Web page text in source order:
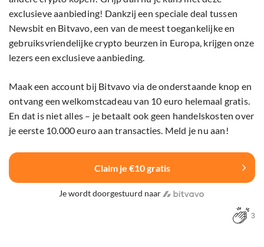
exclusieve aanbieding! Dankzij een speciale deal tussen
Newsbit en Bitvavo, een van de meest toegankelijke en
gebruiksvriendelijke crypto beurzen in Europa, krijgen onze
lezers een exclusieve aanbieding.
Maak een account bij Bitvavo via de onderstaande knop en
ontvang een welkomstcadeau van 10 euro helemaal gratis.
En dat is niet alles – je betaalt ook geen handelskosten over
je eerste 10.000 euro aan transacties. Meld je nu aan!
Claim je €10 gratis
Je wordt doorgestuurd naar
3